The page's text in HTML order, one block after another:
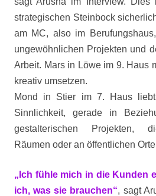
strategischen Steinbock
am MC, also im
ungewöhnlichen Projekten und
Arbeit. Mars in Löwe im 9. Haus
kreativ umsetzen.
Mond in Stier im 7. Haus
Sinnlichkeit, gerade in
gestalterischen
Räumen oder an öffentlichen
„Ich fühle mich in die Kunden
ich, was sie brauchen“, sagt